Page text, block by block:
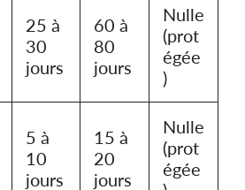
25 à
30
jours
60 à
80
jours
Nulle
(prot
égée
)
5 à
10
jours
15 à
20
jours
Nulle
(prot
égée